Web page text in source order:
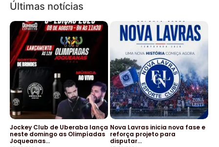
Últimas notícias
Jockey Club de Uberaba lança
neste domingo as Olimpíadas
Joqueanas…
Nova Lavras inicia nova fase e
reforça projeto para
disputar…